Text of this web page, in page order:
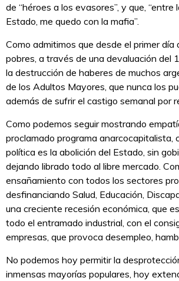
de “héroes a los evasores”, y que, “entre
Estado, me quedo con la mafia”.
Como admitimos que desde el primer día
pobres, a través de una devaluación del
la destrucción de haberes de muchos
de los Adultos Mayores, que nunca los
además de sufrir el castigo semanal por
Como podemos seguir mostrando
proclamado programa anarcocapitalista,
política es la abolición del Estado, sin
dejando librado todo al libre mercado.
ensañamiento con todos los sectores
desfinanciando Salud, Educación,
una creciente recesión económica, que
todo el entramado industrial, con el
empresas, que provoca desempleo,
No podemos hoy permitir la
inmensas mayorías populares, hoy